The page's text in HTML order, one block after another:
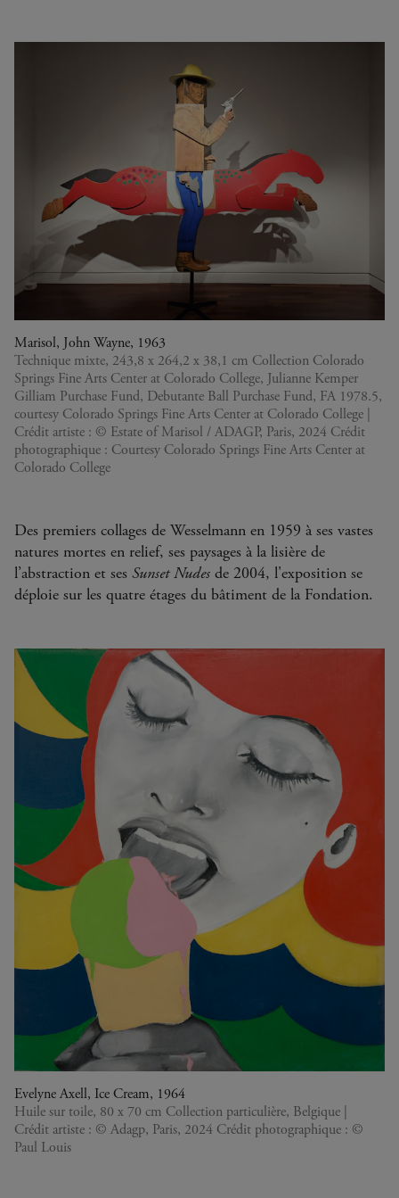
Marisol, John Wayne, 1963
Technique mixte, 243,8 x 264,2 x 38,1 cm Collection Colorado
Springs Fine Arts Center at Colorado College, Julianne Kemper
Gilliam Purchase Fund, Debutante Ball Purchase Fund, FA 1978.5,
courtesy Colorado Springs Fine Arts Center at Colorado College |
Crédit artiste : © Estate of Marisol / ADAGP, Paris, 2024 Crédit
photographique : Courtesy Colorado Springs Fine Arts Center at
Colorado College
Des premiers collages de Wesselmann en 1959 à ses vastes
natures mortes en relief, ses paysages à la lisière de
l’abstraction et ses Sunset Nudes de 2004, l'exposition se
déploie sur les quatre étages du bâtiment de la Fondation.
Evelyne Axell, Ice Cream, 1964
Huile sur toile, 80 x 70 cm Collection particulière, Belgique |
Crédit artiste : © Adagp, Paris, 2024 Crédit photographique : ©
Paul Louis